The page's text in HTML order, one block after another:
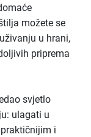
možete se
u hrani,
priprema
svjetlo
ulagati u
i